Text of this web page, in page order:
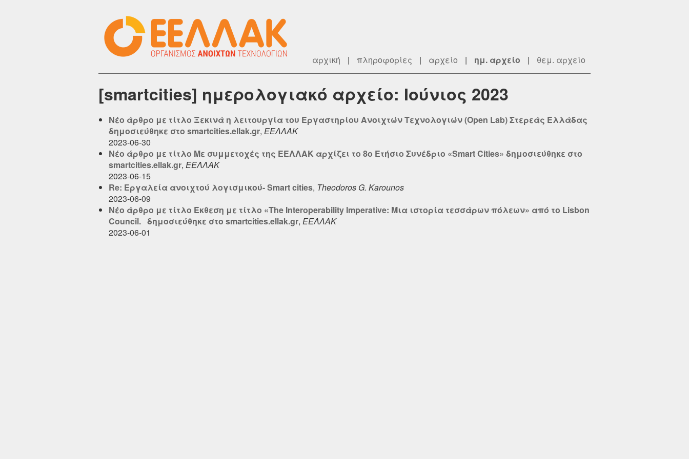
αρχική | πληροφορίες | αρχείο | ημ. αρχείο | θεμ. αρχείο
[smartcities] ημερολογιακό αρχείο: Ιούνιος 2023
Νέο άρθρο με τίτλο Ξεκινά η λειτουργία του Εργαστηρίου Ανοιχτών Τεχνολογιών (Open Lab) Στερεάς Ελλάδας
δημοσιεύθηκε στο smartcities.ellak.gr, ΕΕΛΛΑΚ
2023-06-30
Νέο άρθρο με τίτλο Με συμμετοχές της ΕΕΛΛΑΚ αρχίζει το 8ο Ετήσιο Συνέδριο «Smart Cities» δημοσιεύθηκε στο
smartcities.ellak.gr, ΕΕΛΛΑΚ
2023-06-15
Re: Εργαλεία ανοιχτού λογισμικού- Smart cities, Theodoros G. Karounos
2023-06-09
Νέο άρθρο με τίτλο Έκθεση με τίτλο «The Interoperability Imperative: Μια ιστορία τεσσάρων πόλεων» από το Lisbon
Council. δημοσιεύθηκε στο smartcities.ellak.gr, ΕΕΛΛΑΚ
2023-06-01